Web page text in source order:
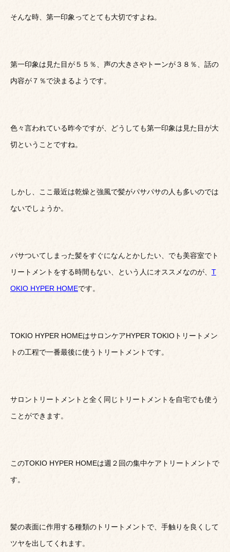
そんな時、第一印象ってとても大切ですよね。
第一印象は見た目が５５％、声の大きさやトーンが３８％、話の
内容が７％で決まるようです。
色々言われている昨今ですが、どうしても第一印象は見た目が大
切ということですね。
しかし、ここ最近は乾燥と強風で髪がパサパサの人も多いのでは
ないでしょうか。
パサついてしまった髪をすぐになんとかしたい、でも美容室でト
リートメントをする時間もない、という人にオススメなのが、 T
OKIO HYPER HOMEです。
TOKIO HYPER HOMEはサロンケアHYPER TOKIOトリートメン
トの工程で一番最後に使うトリートメントです。
サロントリートメントと全く同じトリートメントを自宅でも使う
ことができます。
このTOKIO HYPER HOMEは週２回の集中ケアトリートメントで
す。
髪の表面に作用する種類のトリートメントで、手触りを良くして
ツヤを出してくれます。